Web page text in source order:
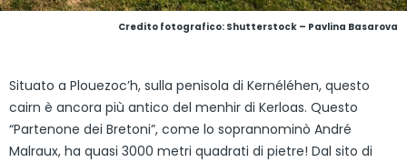
Credito fotografico: Shutterstock – Pavlina Basarova
Situato a Plouezoc’h, sulla penisola di Kernéléhen, questo
cairn è ancora più antico del menhir di Kerloas. Questo
“Partenone dei Bretoni”, come lo soprannominò André
Malraux, ha quasi 3000 metri quadrati di pietre! Dal sito di